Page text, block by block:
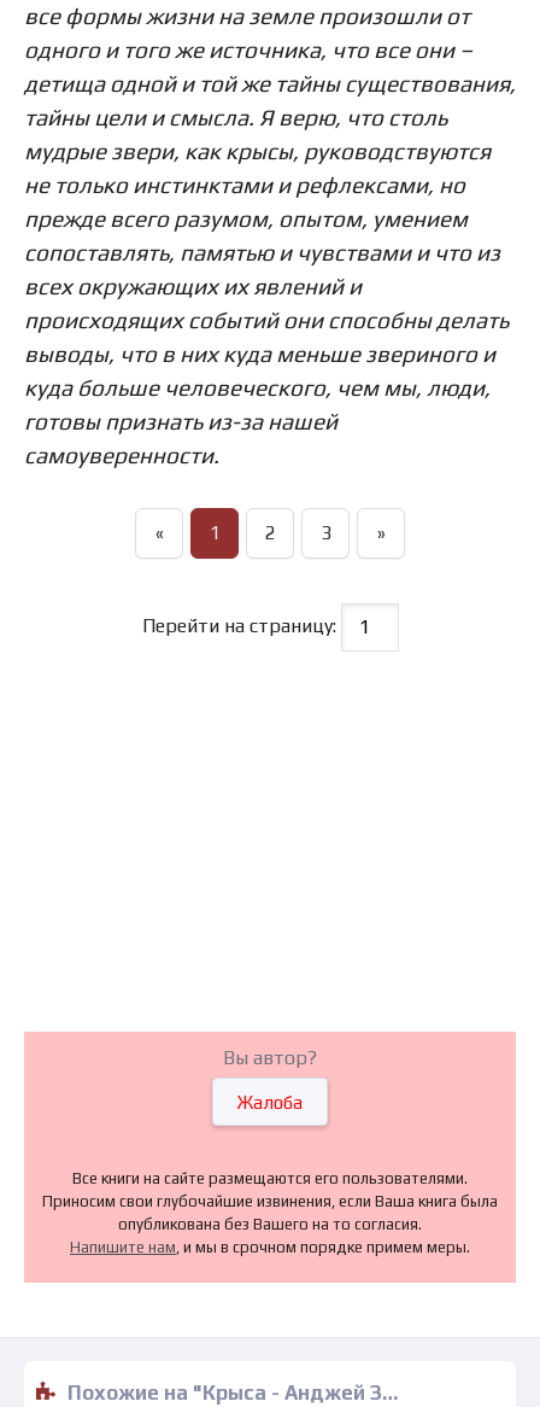
все формы жизни на земле произошли от
одного и того же источника, что все они –
детища одной и той же тайны существования,
тайны цели и смысла. Я верю, что столь
мудрые звери, как крысы, руководствуются
не только инстинктами и рефлексами, но
прежде всего разумом, опытом, умением
сопоставлять, памятью и чувствами и что из
всех окружающих их явлений и
происходящих событий они способны делать
выводы, что в них куда меньше звериного и
куда больше человеческого, чем мы, люди,
готовы признать из-за нашей
самоуверенности.
« 1 2 3 »
Перейти на страницу:
Вы автор?
Жалоба
Все книги на сайте размещаются его пользователями.
Приносим свои глубочайшие извинения, если Ваша книга была
опубликована без Вашего на то согласия.
Напишите нам , и мы в срочном порядке примем меры.
Похожие на "Крыса - Анджей Заневский" книги читать бесплатно полные версии